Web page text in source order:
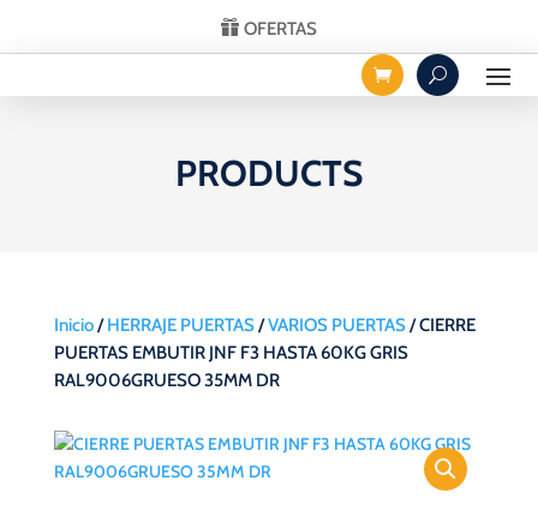
OFERTAS
PRODUCTS
Inicio/HERRAJE PUERTAS/VARIOS PUERTAS/ CIERRE
PUERTAS EMBUTIR JNF F3 HASTA 60KG GRIS
RAL9006GRUESO 35MM DR